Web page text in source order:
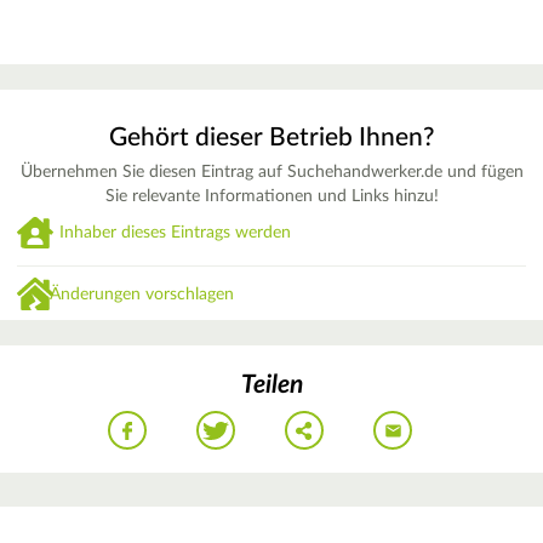
Gehört dieser Betrieb Ihnen?
Übernehmen Sie diesen Eintrag auf Suchehandwerker.de und fügen
Sie relevante Informationen und Links hinzu!
Inhaber dieses Eintrags werden
Änderungen vorschlagen
Teilen